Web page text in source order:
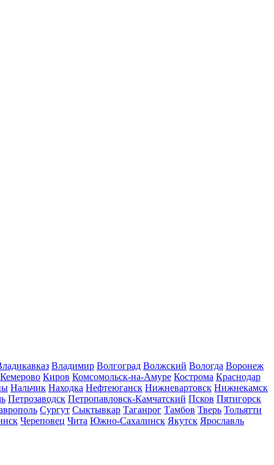
Владимир Волгоград Волжский Вологда Воронеж
Кемерово Киров Комсомольск-на-Амуре Кострома Краснодар
Нальчик Находка Нефтеюганск Нижневартовск Нижнекамск
Петрозаводск Петропавловск-Камчатский Псков Пятигорск
Сургут Сыктывкар Таганрог Тамбов Тверь Тольятти
Череповец Чита Южно-Сахалинск Якутск Ярославль